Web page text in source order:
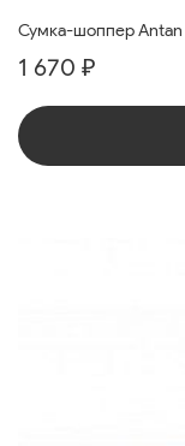
Сумка-шоппер
1 670 ₽